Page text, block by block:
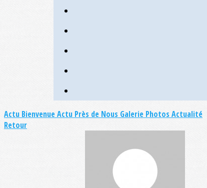
Actu BienvenueActu Près de Nous Galerie Photos Actualité
Retour